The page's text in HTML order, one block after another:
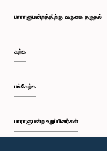
பாராளுமன்றத்திற்கு வருகை தருதல்
கற்க
பங்கேற்க
பாராளுமன்ற உறுப்பினர்கள்